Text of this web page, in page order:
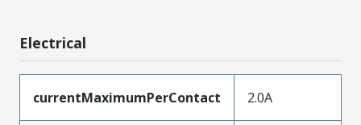
Electrical
currentMaximumPerContact 2.0A